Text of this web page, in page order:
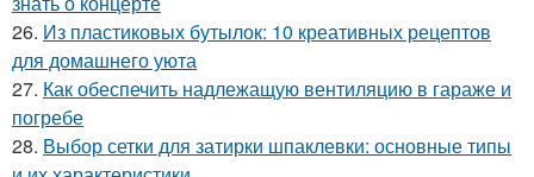
26. Из пластиковых бутылок: 10 креативных рецептов
для домашнего уюта
27. Как обеспечить надлежащую вентиляцию в гараже и
погребе
28. Выбор сетки для затирки шпаклевки: основные типы